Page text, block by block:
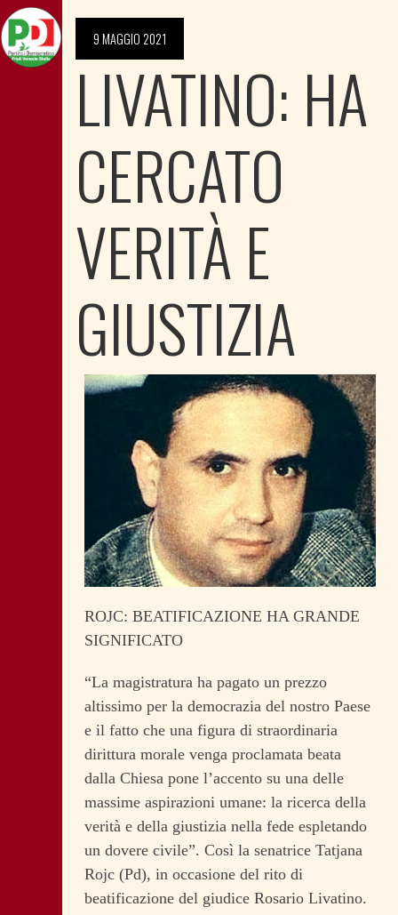
9 MAGGIO 2021
LIVATINO: HA
CERCATO
VERITÀ E
GIUSTIZIA
ROJC: BEATIFICAZIONE HA GRANDE
SIGNIFICATO
“La magistratura ha pagato un prezzo
altissimo per la democrazia del nostro Paese
e il fatto che una figura di straordinaria
dirittura morale venga proclamata beata
dalla Chiesa pone l’accento su una delle
massime aspirazioni umane: la ricerca della
verità e della giustizia nella fede espletando
un dovere civile”. Così la senatrice Tatjana
Rojc (Pd), in occasione del rito di
beatificazione del giudice Rosario Livatino.